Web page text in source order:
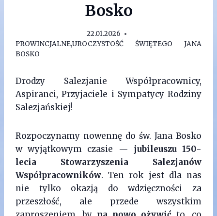
Bosko
22.01.2026
PROWINCJALNE,UROCZYSTOŚĆ ŚWIĘTEGO JANA
BOSKO
Drodzy Salezjanie Współpracownicy,
Aspiranci, Przyjaciele i Sympatycy Rodziny
Salezjańskiej!
Rozpoczynamy nowennę do św. Jana Bosko
w wyjątkowym czasie — jubileuszu 150-
lecia Stowarzyszenia Salezjanów
Współpracowników. Ten rok jest dla nas
nie tylko okazją do wdzięczności za
przeszłość, ale przede wszystkim